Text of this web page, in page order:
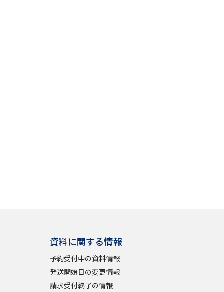
資料に関する情報
予約受付中の資料情報
発送開始日の変更情報
請求受付終了の情報